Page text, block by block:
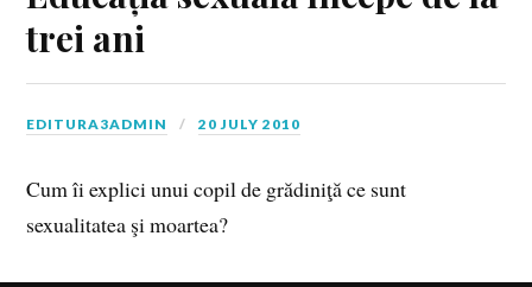
trei ani
EDITURA3ADMIN 20 JULY 2010
Cum îi explici unui copil de grădiniţă ce sunt
sexualitatea şi moartea?